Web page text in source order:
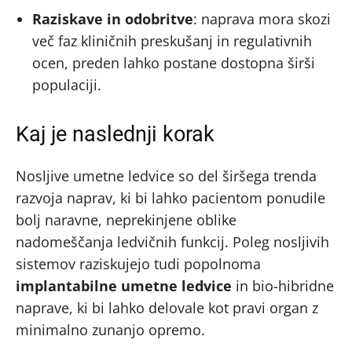
Raziskave in odobritve: naprava mora skozi
več faz kliničnih preskušanj in regulativnih
ocen, preden lahko postane dostopna širši
populaciji.
Kaj je naslednji korak
Nosljive umetne ledvice so del širšega trenda
razvoja naprav, ki bi lahko pacientom ponudile
bolj naravne, neprekinjene oblike
nadomeščanja ledvičnih funkcij. Poleg nosljivih
sistemov raziskujejo tudi popolnoma
implantabilne umetne ledvice in bio-hibridne
naprave, ki bi lahko delovale kot pravi organ z
minimalno zunanjo opremo.